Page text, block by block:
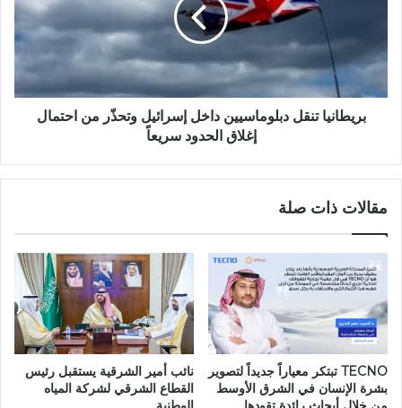
بريطانيا تنقل دبلوماسيين داخل إسرائيل وتحذّر من احتمال
إغلاق الحدود سريعاً
مقالات ذات صلة
TECNO تبتكر معياراً جديداً لتصوير
بشرة الإنسان في الشرق الأوسط
نائب أمير الشرقية يستقبل رئيس
القطاع الشرقي لشركة المياه